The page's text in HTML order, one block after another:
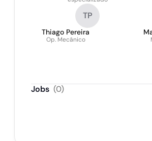
TP
Thiago Pereira
Op. Mecânico
Jobs (0)